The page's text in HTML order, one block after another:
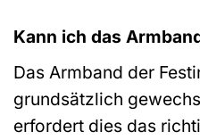
Kann ich das
Das Armband der
grundsätzlich
erfordert dies das